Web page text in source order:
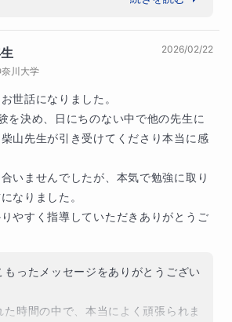
い「ルールに基づいた読解法」と
術」をお子さまに直接伝授いたし
も大切にしているのは、お子さま
）です。
く、「なぜそう考えたのか」を問
で説明できるよう導きます。この
ねが、学習への自律心と、合格に
てます。
の連携も重視しております。
を丁寧にご共有いたします。単な
枠を超え、お子さまの可能性を最
ーとして、合格まで全力で伴走さ
い思いは伝わってきていました。こん
頼してくれていたとは、本当にうれし
このメッセージを見て思わず涙しまし
力が伸びたのは、生徒さんの多大なる
ご家族の支えのおかげです。最後まで
めずやり切ったことが、試験当日に大
響したと気づかせてくれました。しか
私大の複数合格とは、お見事です！
学生に選ばれたのも誇らしいです。
ます！　本当にありがとうございまし
川大学
2026/02/22
世話になりました。
を決め、日にちのない中で他の先生に
山先生が引き受けてくださり本当に感
いませんでしたが、本気で勉強に取り
なりました。
やすく指導していただきありがとうご
もったメッセージをありがとうござい
た時間の中で、本当によく頑張られま